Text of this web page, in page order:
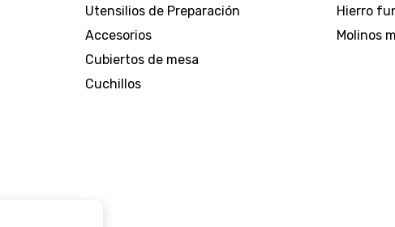
uno, por eso estos artículos han sido probados y
en cada uno de tus espacios.
transformar tu hogar en un lugar excepcional
Utensilios de Preparación
Accesorios
Cubiertos de mesa
Cuchillos
Hierro
Molinos